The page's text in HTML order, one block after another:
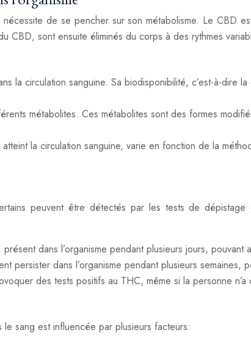
de se pencher sur son métabolisme. Le CBD
CBD, sont ensuite éliminés du corps à des rythmes
la circulation sanguine. Sa biodisponibilité, c’est-à-dire
métabolites. Ces métabolites sont des formes
la circulation sanguine, varie en fonction de la
peuvent être détectés par les tests de
dans l’organisme pendant plusieurs jours,
persister dans l’organisme pendant plusieurs
des tests positifs au THC, même si la personne
sang est influencée par plusieurs facteurs: